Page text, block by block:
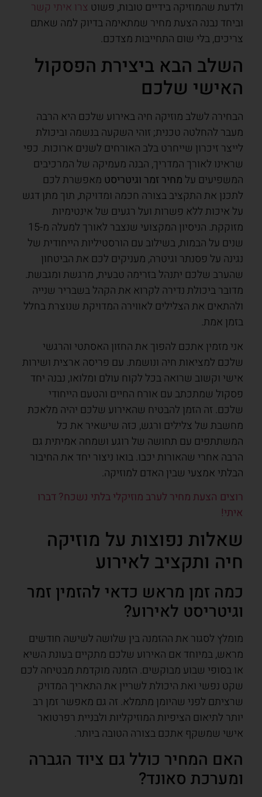
ולדעת שהמוזיקה בידיים טובות, פשוט צרו איתי קשר
וביחד נבנה הצעת מחיר שמתאימה בדיוק למה שאתם
צריכים, בלי שום התחייבות מצדכם.
השלב הבא ביצירת הפסקול
האישי שלכם
הבחירה לשלב מוזיקה חיה באירוע שלכם היא הרבה
מעבר להחלטה טכנית; זוהי השקעה בנשמה וביכולת
לייצר זיכרון שייחרט בלב האורחים לשנים ארוכות. כפי
שראינו לאורך המדריך, הבנה מעמיקה של המרכיבים
המשפיעים על מחיר זמר וגיטריסט מאפשרת לכם
לתכנן את התקציב בצורה חכמה ומדויקת, תוך מתן דגש
על איכות ללא פשרות ועל רגעים של אינטימיות
מזוקקת. הניסיון המקצועי שנצבר לאורך למעלה מ-15
שנים על הבמות, בשילוב עם הורסטיליות הייחודית של
נגינה על פסנתר וגיטרה, מעניקים לכם את הביטחון
שהערב שלכם יתנהל בזרימה טבעית, מרגשת ומגבשת.
מדובר ביכולת נדירה לקרוא את הקהל בשבריר שנייה
ולהתאים את הצלילים לאווירה המדויקת שנוצרת בחלל
בזמן אמת.
אני מזמין אתכם להפוך את החזון האסתטי והרגשי
שלכם למציאות חיה ונושמת. עם פריסה ארצית ושירות
אישי וקשוב שרואה בכל לקוח עולם ומלואו, נבנה יחד
פסקול שמתכתב עם אורח החיים והטעם הייחודי
שלכם. זה הזמן להבטיח שהאירוע שלכם יהיה מלאכת
מחשבת של צלילים ורגש, כזה שישאיר את כל
המשתתפים עם תחושה של רוגע ושמחה אמיתית גם
הרבה אחרי שהאורות יכבו. בואו ניצור יחד את החיבור
הבלתי אמצעי שבין האדם למוזיקה.
רוצים הצעת מחיר לערב מוזיקלי בלתי נשכח? דברו
איתי!
שאלות נפוצות על מוזיקה
חיה ותקציב לאירוע
כמה זמן מראש כדאי להזמין זמר
וגיטריסט לאירוע?
מומלץ לסגור את ההזמנה בין שלושה לשישה חודשים
מראש, במיוחד אם האירוע שלכם מתקיים בעונת השיא
או בסופי שבוע מבוקשים. הזמנה מוקדמת מבטיחה לכם
שקט נפשי ואת היכולת לשריין את התאריך המדויק
שרציתם לפני שהיומן מתמלא. זה גם מאפשר זמן רב
יותר לתיאום הציפיות המוזיקליות ולבניית רפרטואר
אישי שמשקף אתכם בצורה הטובה ביותר.
האם המחיר כולל גם ציוד הגברה
ומערכת סאונד?